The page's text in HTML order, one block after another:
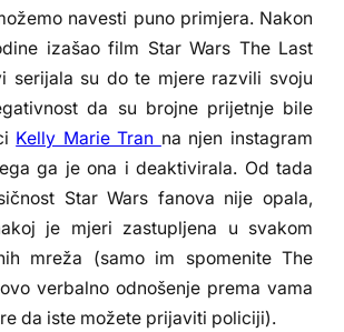
navesti puno primjera. Nakon
izašao film Star Wars The Last
serijala su do te mjere razvili svoju
da su brojne prijetnje bile
Kelly Marie Tran na njen instagram
ga je ona i deaktivirala. Od tada
Star Wars fanova nije opala,
je mjeri zastupljena u svakom
mreža (samo im spomenite The
verbalno odnošenje prema vama
da iste možete prijaviti policiji).